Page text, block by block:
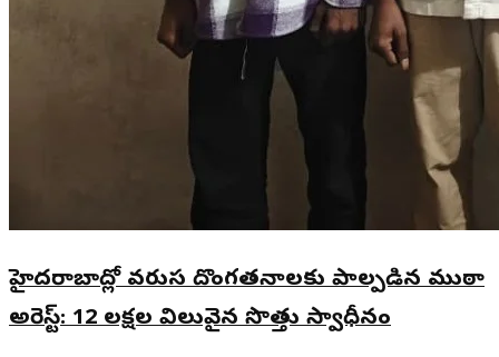
హైదరాబాద్లో వరుస దొంగతనాలకు పాల్పడిన ముఠా
అరెస్ట్: 12 లక్షల విలువైన సొత్తు స్వాధీనం